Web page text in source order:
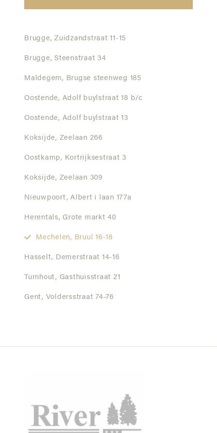
Brugge, Zuidzandstraat 11-15
Brugge, Steenstraat 34
Maldegem, Brugse steenweg 185
Oostende, Adolf buylstraat 18 b/c
Oostende, Adolf buylstraat 13
Koksijde, Zeelaan 266
Oostkamp, Kortrijksestraat 3
Koksijde, Zeelaan 309
Nieuwpoort, Albert i laan 177a
Herentals, Grote markt 40
Mechelen, Bruul 16-18
Hasselt, Demerstraat 14-16
Turnhout, Gasthuisstraat 21
Gent, Voldersstraat 74-76